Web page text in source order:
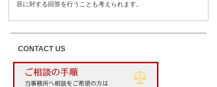
容に対する回答を行うことも考えられます。
CONTACT US